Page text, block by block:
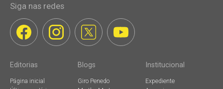
Siga nas redes
Editorias
Página inicial
Blogs
Giro Penedo
Institucional
Expediente